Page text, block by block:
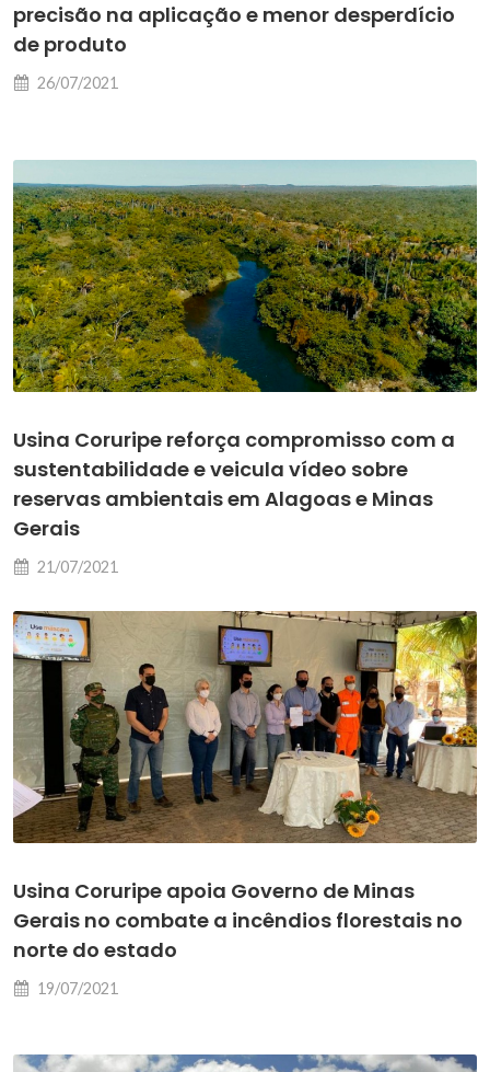
precisão na aplicação e menor desperdício
de produto
26/07/2021
Usina Coruripe reforça compromisso com a
sustentabilidade e veicula vídeo sobre
reservas ambientais em Alagoas e Minas
Gerais
21/07/2021
Usina Coruripe apoia Governo de Minas
Gerais no combate a incêndios florestais no
norte do estado
19/07/2021